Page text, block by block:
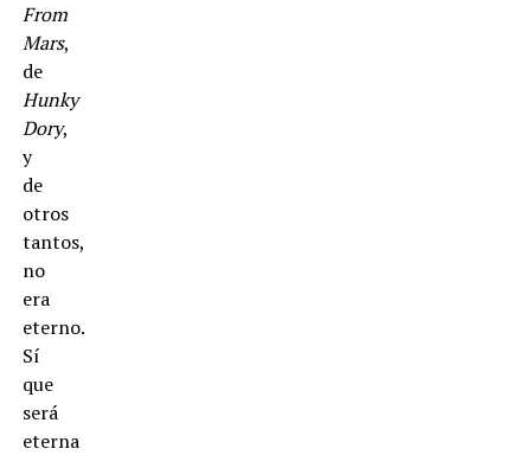
From
Mars,
de
Hunky
Dory,
y
de
otros
tantos,
no
era
eterno.
Sí
que
será
eterna